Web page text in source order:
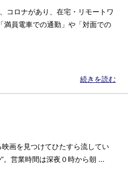
コロナがあり、在宅・リモートワ
満員電車での通勤」や「対面での
続きを読む
画を見つけてひたすら流してい
。営業時間は深夜０時から朝 ...